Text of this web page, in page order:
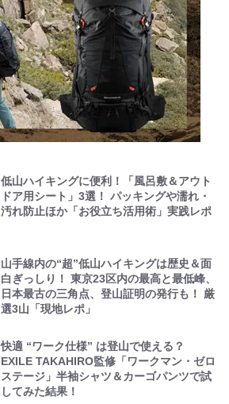
低山ハイキングに便利！「風呂敷＆アウト
ドア用シート」3選！ パッキングや濡れ・
汚れ防止ほか「お役立ち活用術」実践レポ
山手線内の“超”低山ハイキングは歴史＆面
白ぎっしり！ 東京23区内の最高と最低峰、
日本最古の三角点、登山証明の発行も！ 厳
選3山「現地レポ」
快適 “ワーク仕様” は登山で使える？
EXILE TAKAHIRO監修「ワークマン・ゼロ
ステージ」半袖シャツ＆カーゴパンツで試
してみた結果！